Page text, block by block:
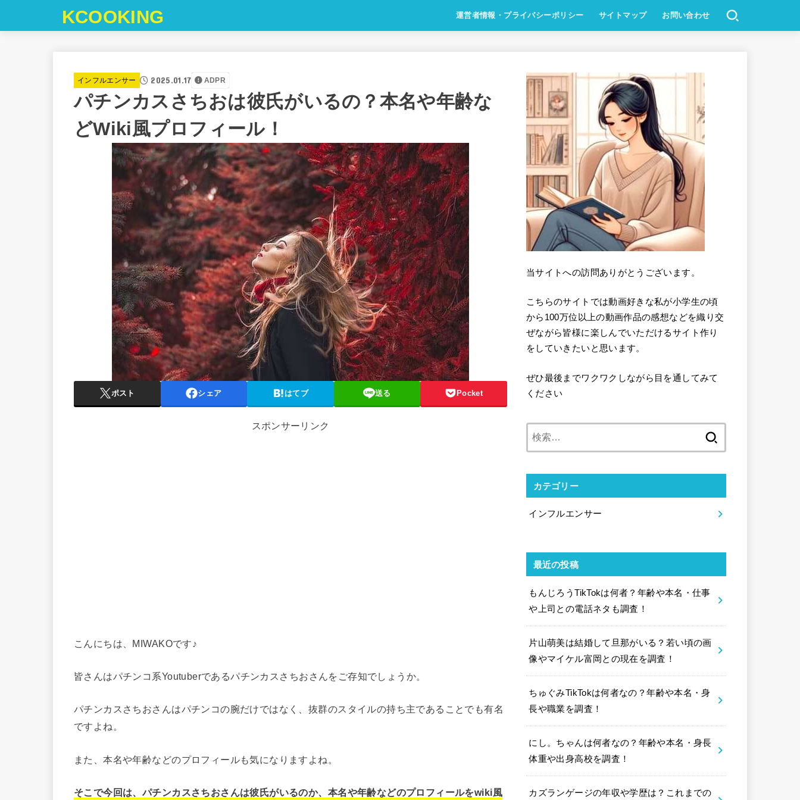
KCOOKING 運営者情報・プライバシーポリシー サイトマップ お問い合わせ
インフルエンサー 2025.01.17 ADPR
パチンカスさちおは彼氏がいるの？本名や年齢な
どWiki風プロフィール！
ポスト シェア はてブ 送る Pocket
スポンサーリンク
こんにちは、MIWAKOです♪
皆さんはパチンコ系Youtuberであるパチンカスさちおさんをご存知でしょうか。
パチンカスさちおさんはパチンコの腕だけではなく、抜群のスタイルの持ち主であることでも有名
ですよね。
また、本名や年齢などのプロフィールも気になりますよね。
そこで今回は、パチンカスさちおさんは彼氏がいるのか、本名や年齢などのプロフィールをwiki風
当サイトへの訪問ありがとうございます。
こちらのサイトでは動画好きな私が小学生の頃
から100万位以上の動画作品の感想などを織り交
ぜながら皆様に楽しんでいただけるサイト作り
をしていきたいと思います。
ぜひ最後までワクワクしながら目を通してみて
ください
カテゴリー
インフルエンサー
最近の投稿
もんじろうTikTokは何者？年齢や本名・仕事
や上司との電話ネタも調査！
片山萌美は結婚して旦那がいる？若い頃の画
像やマイケル富岡との現在を調査！
ちゅぐみTikTokは何者なの？年齢や本名・身
長や職業を調査！
にし。ちゃんは何者なの？年齢や本名・身長
体重や出身高校を調査！
カズランゲージの年収や学歴は？これまでの